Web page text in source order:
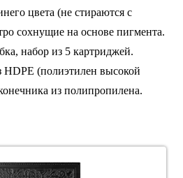
цвета (не стираются с
сохнущие на основе пигмента.
набор из 5 картриджей.
(полиэтилен высокой
из полипропилена.